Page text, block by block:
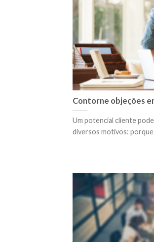
Contorne objeções
Um potencial cliente
diversos motivos: porque